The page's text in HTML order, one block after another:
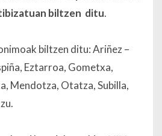
biltzen ditu.
biltzen ditu: Ariñez –
Eztarroa, Gometxa,
Mendotza, Otatza, Subilla,